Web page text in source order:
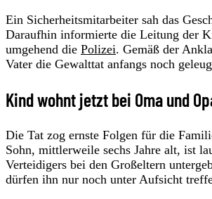
Ein Sicherheitsmitarbeiter sah das
Daraufhin informierte die Leitung der
umgehend die Polizei. Gemäß der
Vater die Gewalttat anfangs noch
Kind wohnt jetzt bei Oma und
Die Tat zog ernste Folgen für die
Sohn, mittlerweile sechs Jahre alt, ist
Verteidigers bei den Großeltern
dürfen ihn nur noch unter Aufsicht